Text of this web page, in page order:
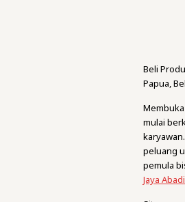
Beli
Papua,
mulai
peluang
pemula
Jaya Abadi